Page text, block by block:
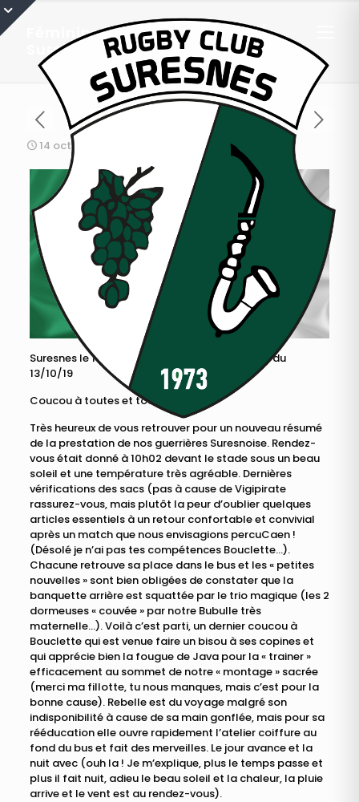
Féminines : résumé de Caen /
Suresnes
14 octobre 2019
Suresnes le 14 Octobre 19 / Caen – Rugbykinis du
13/10/19
Coucou à toutes et tous,
Très heureux de vous retrouver pour un nouveau résumé
de la prestation de nos guerrières Suresnoise. Rendez-
vous était donné à 10h02 devant le stade sous un beau
soleil et une température très agréable. Dernières
vérifications des sacs (pas à cause de Vigipirate
rassurez-vous, mais plutôt la peur d’oublier quelques
articles essentiels à un retour confortable et convivial
après un match que nous envisagions percuCaen !
(Désolé je n’ai pas tes compétences Bouclette…).
Chacune retrouve sa place dans le bus et les « petites
nouvelles » sont bien obligées de constater que la
banquette arrière est squattée par le trio magique (les 2
dormeuses « couvée » par notre Bubulle très
maternelle…). Voilà c’est parti, un dernier coucou à
Bouclette qui est venue faire un bisou à ses copines et
qui apprécie bien la fougue de Java pour la « trainer »
efficacement au sommet de notre « montage » sacrée
(merci ma fillotte, tu nous manques, mais c’est pour la
bonne cause). Rebelle est du voyage malgré son
indisponibilité à cause de sa main gonflée, mais pour sa
rééducation elle ouvre rapidement l’atelier coiffure au
fond du bus et fait des merveilles. Le jour avance et la
nuit avec (ouh la ! Je m’explique, plus le temps passe et
plus il fait nuit, adieu le beau soleil et la chaleur, la pluie
arrive et le vent est au rendez-vous).